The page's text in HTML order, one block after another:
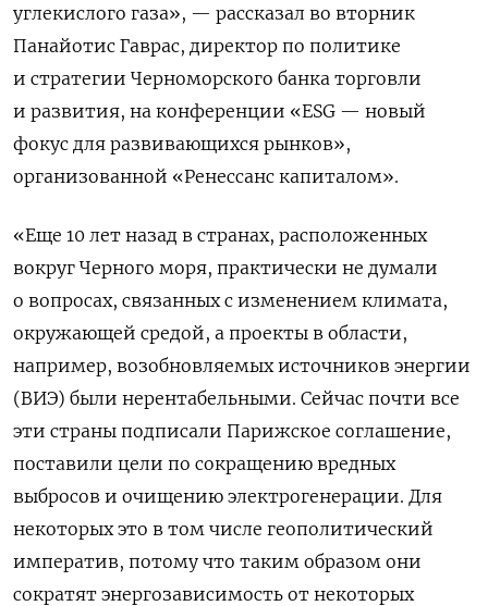
углекислого газа», — рассказал во вторник
Панайотис Гаврас, директор по политике
и стратегии Черноморского банка торговли
и развития, на конференции «ESG — новый
фокус для развивающихся рынков»,
организованной «Ренессанс капиталом».
«Еще 10 лет назад в странах, расположенных
вокруг Черного моря, практически не думали
о вопросах, связанных с изменением климата,
окружающей средой, а проекты в области,
например, возобновляемых источников энергии
(ВИЭ) были нерентабельными. Сейчас почти все
эти страны подписали Парижское соглашение,
поставили цели по сокращению вредных
выбросов и очищению электрогенерации. Для
некоторых это в том числе геополитический
императив, потому что таким образом они
сократят энергозависимость от некоторых